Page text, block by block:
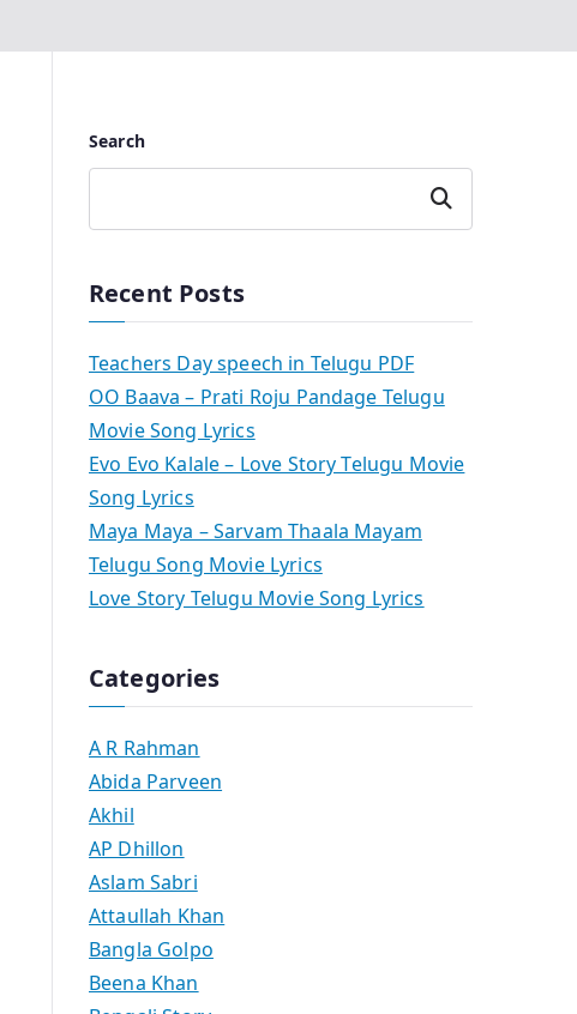
Search
Search
Recent Posts
Teachers Day speech in Telugu PDF
OO Baava – Prati Roju Pandage Telugu
Movie Song Lyrics
Evo Evo Kalale – Love Story Telugu Movie
Song Lyrics
Maya Maya – Sarvam Thaala Mayam
Telugu Song Movie Lyrics
Love Story Telugu Movie Song Lyrics
Categories
A R Rahman
Abida Parveen
Akhil
AP Dhillon
Aslam Sabri
Attaullah Khan
Bangla Golpo
Beena Khan